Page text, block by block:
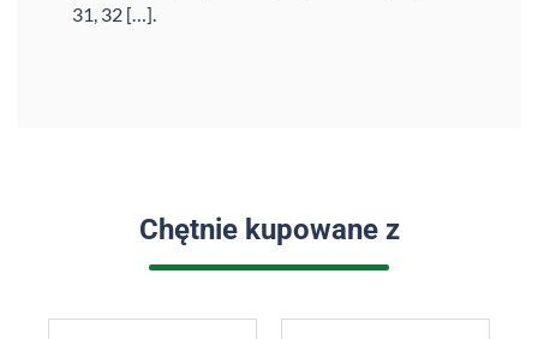
31, 32 […].
Chętnie kupowane z